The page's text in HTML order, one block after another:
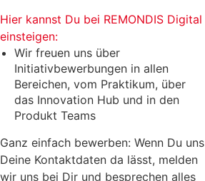
Hier kannst Du bei REMONDIS Digital
einsteigen:
Wir freuen uns über
Initiativbewerbungen in allen
Bereichen, vom Praktikum, über
das Innovation Hub und in den
Produkt Teams
Ganz einfach bewerben: Wenn Du uns
Deine Kontaktdaten da lässt, melden
wir uns bei Dir und besprechen alles